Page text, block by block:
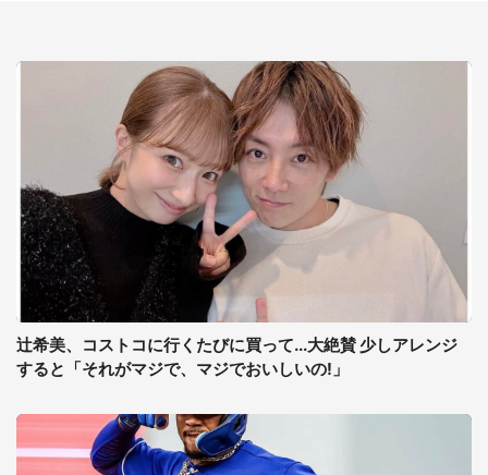
辻希美、コストコに行くたびに買って...大絶賛 少しアレンジ
すると「それがマジで、マジでおいしいの!」